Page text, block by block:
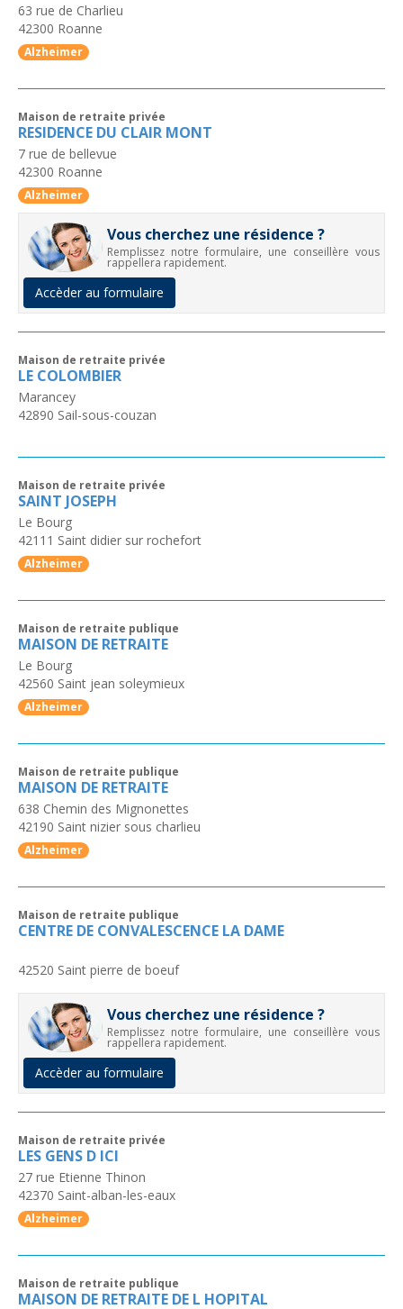
63 rue de Charlieu
42300 Roanne
Alzheimer
Maison de retraite privée
RESIDENCE DU CLAIR MONT
7 rue de bellevue
42300 Roanne
Alzheimer
Vous cherchez une résidence ?
Remplissez notre formulaire, une conseillère vous
rappellera rapidement.
Accèder au formulaire
Maison de retraite privée
LE COLOMBIER
Marancey
42890 Sail-sous-couzan
Maison de retraite privée
SAINT JOSEPH
Le Bourg
42111 Saint didier sur rochefort
Alzheimer
Maison de retraite publique
MAISON DE RETRAITE
Le Bourg
42560 Saint jean soleymieux
Alzheimer
Maison de retraite publique
MAISON DE RETRAITE
638 Chemin des Mignonettes
42190 Saint nizier sous charlieu
Alzheimer
Maison de retraite publique
CENTRE DE CONVALESCENCE LA DAME
42520 Saint pierre de boeuf
Vous cherchez une résidence ?
Remplissez notre formulaire, une conseillère vous
rappellera rapidement.
Accèder au formulaire
Maison de retraite privée
LES GENS D ICI
27 rue Etienne Thinon
42370 Saint-alban-les-eaux
Alzheimer
Maison de retraite publique
MAISON DE RETRAITE DE L HOPITAL